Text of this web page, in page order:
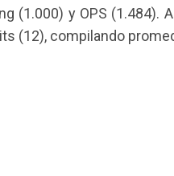
(1.000) y OPS (1.484).
(12), compilando